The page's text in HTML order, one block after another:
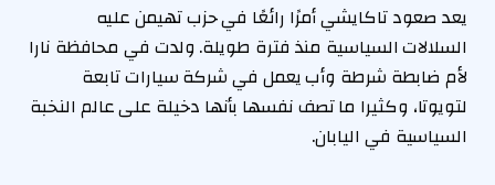
يعد صعود تاكايشي أمرًا رائعًا في حزب تهيمن عليه
السلالات السياسية منذ فترة طويلة. ولدت في محافظة نارا
لأم ضابطة شرطة وأب يعمل في شركة سيارات تابعة
لتويوتا، وكثيرا ما تصف نفسها بأنها دخيلة على عالم النخبة
السياسية في اليابان.